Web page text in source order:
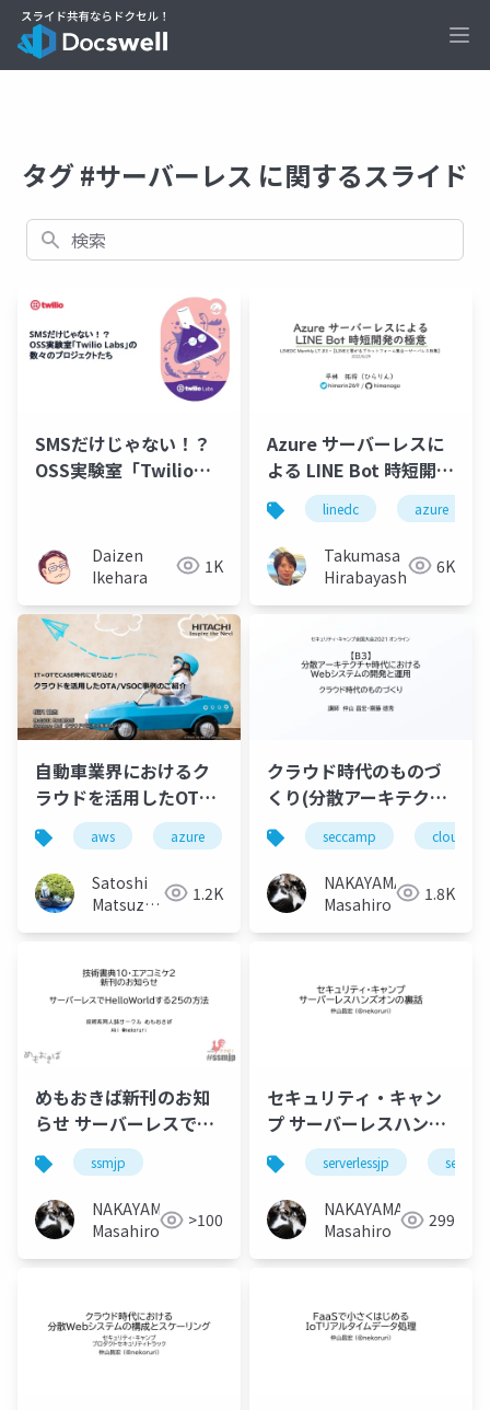
タグ #サーバーレス に関するスライド
検索
SMSだけじゃない！？
OSS実験室「Twilio
Daizen
Ikehara
1K
Azure サーバーレスに
よる LINE Bot 時短開発
の極意linedc azure
Takumasa
Hirabayashi
6K
自動車業界におけるク
ラウドを活用したOTA
やVSOC事例のご紹介
（v20220225）
aws azure lambda aks
Satoshi
Matsuzawa
1.2K
クラウド時代のものづ
くり(分散アーキテクチ
ャ時代におけるWebシ
ステムの開発と運用)
#seccamp
seccamp
NAKAYAMA
Masahiro
1.8K
めもおきば新刊のお知
らせ サーバーレスで
HelloWorldする25の方
法 #ssmjp
ssmjp
NAKAYAMA
Masahiro
>100
セキュリティ・キャン
プ サーバーレスハンズ
オンの裏話
#serverlessjp
serverlessjp
NAKAYAMA
Masahiro
299